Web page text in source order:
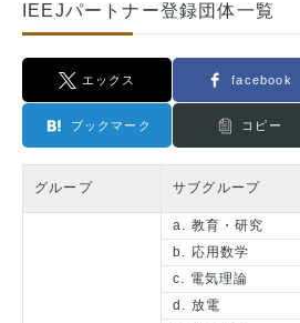
IEEJパートナー登録団体一覧
エックス facebook
ブックマーク コピー
グループ サブグループ
a. 教育・研究
b. 応用数学
c. 電気理論
d. 放電